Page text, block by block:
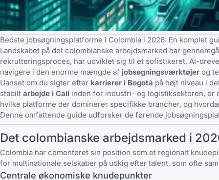
Bedste jobsøgningsplatforme i Colombia i 2026: En komplet
Landskabet på det colombianske arbejdsmarked har
rekrutteringsproces, har udviklet sig til et sofistikeret, AI-
navigere i den enorme mængde af jobsøgningsværktøjer og
Uanset om du sigter efter karrierer i Bogotá på højt niveau i
stabilt arbejde i Cali inden for industri- og logistiksektoren,
hvilke platforme der dominerer specifikke brancher, og
Denne omfattende guide udforsker de førende
Det colombianske arbejdsmarked i
Colombia har cementeret sin position som et regionalt
for multinationale selskaber på udkig efter talent, som ofte
Centrale økonomiske knudepunkter